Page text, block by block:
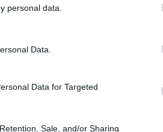
personal data.
Data.
Data for Targeted
Sale, and/or Sharing
emisión de moneda por
ahorro en activos
fiduciario
monetarias. Desde esa
en la que algunos
podrían conservar